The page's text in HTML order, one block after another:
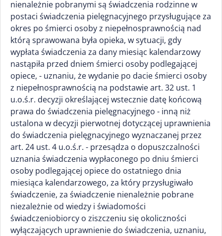
nienależnie pobranymi są świadczenia rodzinne w
postaci świadczenia pielęgnacyjnego przysługujące za
okres po śmierci osoby z niepełnosprawnością nad
którą sprawowana była opieka, w sytuacji, gdy
wypłata świadczenia za dany miesiąc kalendarzowy
nastąpiła przed dniem śmierci osoby podlegającej
opiece, - uznaniu, że wydanie po dacie śmierci osoby
z niepełnosprawnością na podstawie art. 32 ust. 1
u.o.ś.r. decyzji określającej wstecznie datę końcową
prawa do świadczenia pielęgnacyjnego - inną niż
ustalona w decyzji pierwotnej dotyczącej uprawnienia
do świadczenia pielęgnacyjnego wyznaczanej przez
art. 24 ust. 4 u.o.ś.r. - przesądza o dopuszczalności
uznania świadczenia wypłaconego po dniu śmierci
osoby podlegającej opiece do ostatniego dnia
miesiąca kalendarzowego, za który przysługiwało
świadczenie, za świadczenie nienależnie pobrane
niezależnie od wiedzy i świadomości
świadczeniobiorcy o ziszczeniu się okoliczności
wyłączających uprawnienie do świadczenia, uznaniu,